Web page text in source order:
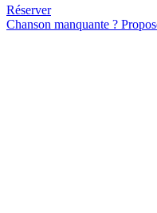
Réserver
Chanson manquante ?